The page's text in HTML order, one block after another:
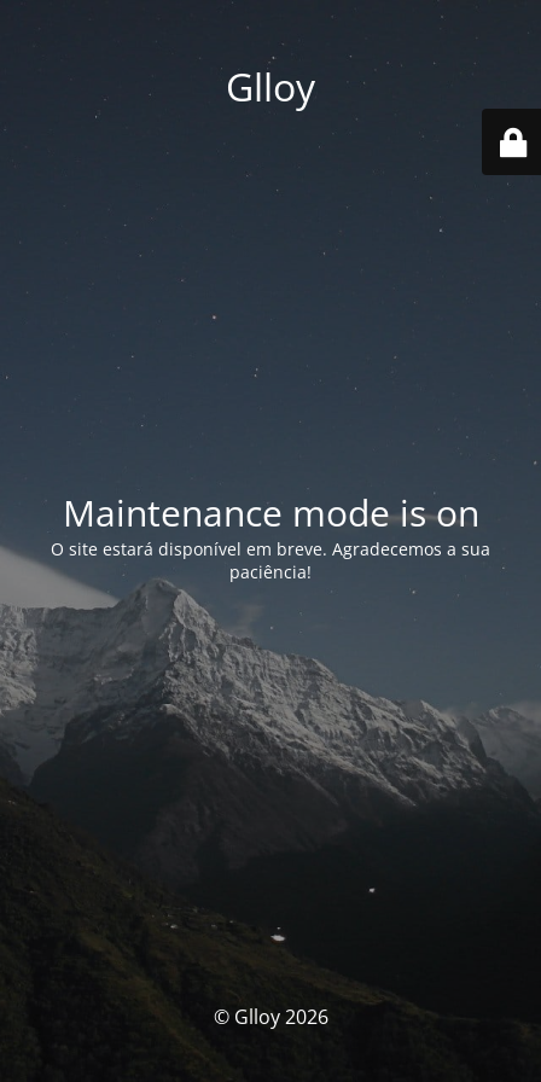
Glloy
Maintenance mode is on
O site estará disponível em breve. Agradecemos a sua
paciência!
© Glloy 2026